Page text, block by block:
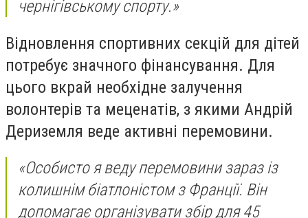
чернігівському спорту.»
Відновлення спортивних секцій для дітей
потребує значного фінансування. Для
цього вкрай необхідне залучення
волонтерів та меценатів, з якими Андрій
Дериземля веде активні перемовини.
«Особисто я веду перемовини зараз із
колишнім біатлоністом з Франції. Він
допомагає організувати збір для 45